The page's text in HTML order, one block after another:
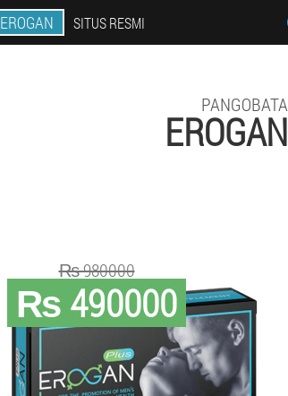
EROGAN SITUS RESMI
₨ 490000
₨ 980000